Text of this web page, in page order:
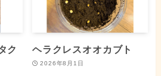
ク
ヘラクレスオオカブト
2026年8月1日